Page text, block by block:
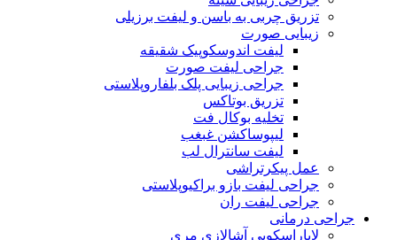
تزریق چربی به باسن و لیفت برزیلی
زیبایی صورت
لیفت اندوسکوپیک شقیقه
جراحی لیفت صورت
جراحی زیبایی پلک بلفاروپلاستی
تزریق بوتاکس
تخلیه بوکال فت
لیپوساکشن غبغب
لیفت سانترال لب
عمل پیکرتراشی
جراحی لیفت بازو براکیوپلاستی
جراحی لیفت ران
جراحی درمانی
لاپاراسکوپی آشالازی مری